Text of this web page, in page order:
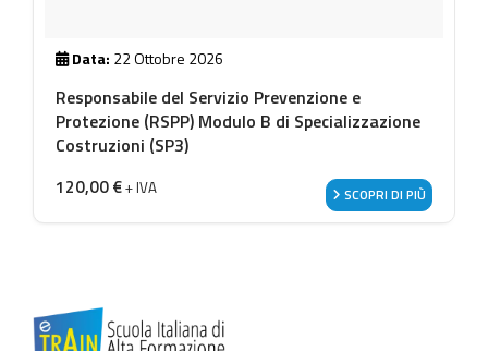
Data: 22 Ottobre 2026
Responsabile del Servizio Prevenzione e
Protezione (RSPP) Modulo B di Specializzazione
Costruzioni (SP3)
120,00€+ IVA SCOPRI DI PIÙ